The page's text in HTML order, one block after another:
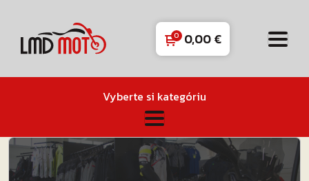
0,00€
Vyberte si kategóriu